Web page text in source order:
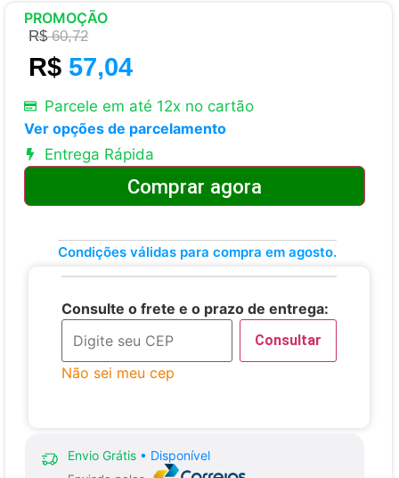
PROMOÇÃO
R$60,72
R$ 57,04
Parcele em até 12x no cartão
Ver opções de parcelamento
Entrega Rápida
Comprar agora
Condições válidas para compra em agosto.
Consulte o frete e o prazo de entrega:
Consultar
Não sei meu cep
Envio Grátis • Disponível